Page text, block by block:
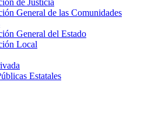
de Justicia
General de las Comunidades
General del Estado
Local
Estatales